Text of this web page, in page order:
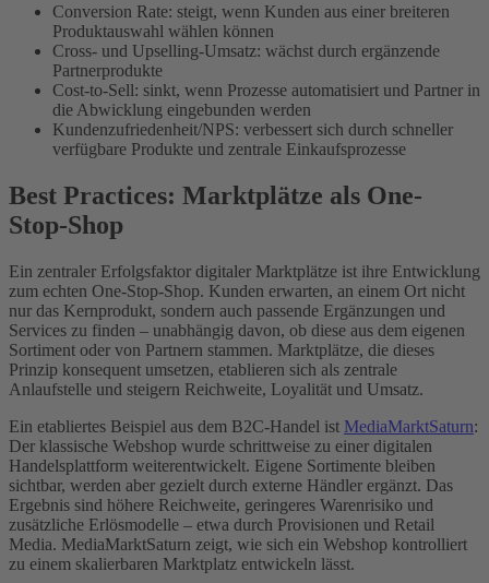
Conversion Rate: steigt, wenn Kunden aus einer breiteren
Produktauswahl wählen können
Cross- und Upselling-Umsatz: wächst durch ergänzende
Partnerprodukte
Cost-to-Sell: sinkt, wenn Prozesse automatisiert und Partner in
die Abwicklung eingebunden werden
Kundenzufriedenheit/NPS: verbessert sich durch schneller
verfügbare Produkte und zentrale Einkaufsprozesse
Best Practices: Marktplätze als One-
Stop-Shop
Ein zentraler Erfolgsfaktor digitaler Marktplätze ist ihre Entwicklung
zum echten One-Stop-Shop. Kunden erwarten, an einem Ort nicht
nur das Kernprodukt, sondern auch passende Ergänzungen und
Services zu finden – unabhängig davon, ob diese aus dem eigenen
Sortiment oder von Partnern stammen. Marktplätze, die dieses
Prinzip konsequent umsetzen, etablieren sich als zentrale
Anlaufstelle und steigern Reichweite, Loyalität und Umsatz.
Ein etabliertes Beispiel aus dem B2C-Handel ist MediaMarktSaturn:
Der klassische Webshop wurde schrittweise zu einer digitalen
Handelsplattform weiterentwickelt. Eigene Sortimente bleiben
sichtbar, werden aber gezielt durch externe Händler ergänzt. Das
Ergebnis sind höhere Reichweite, geringeres Warenrisiko und
zusätzliche Erlösmodelle – etwa durch Provisionen und Retail
Media. MediaMarktSaturn zeigt, wie sich ein Webshop kontrolliert
zu einem skalierbaren Marktplatz entwickeln lässt.